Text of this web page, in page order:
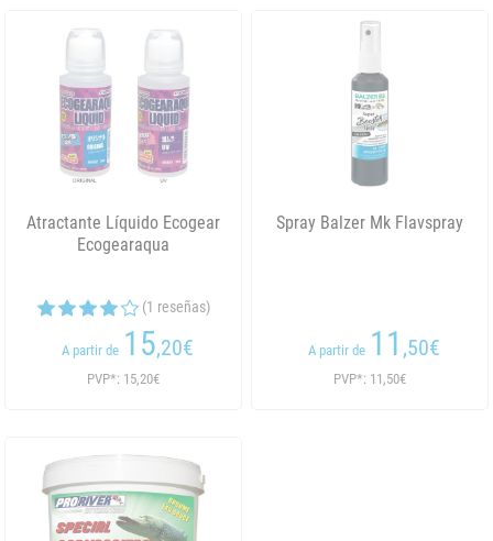
Atractante Líquido Ecogear
Ecogearaqua
(1 reseñas)
A partir de 15,20€
PVP*: 15,20€
Spray Balzer Mk Flavspray
A partir de 11 ,50€
PVP*: 11,50€